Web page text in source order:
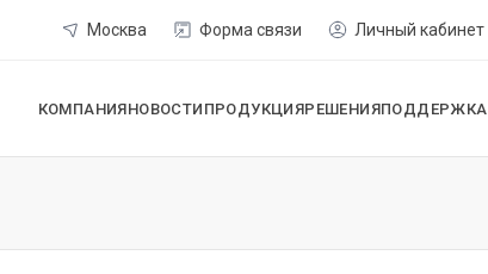
Москва Форма связи Личный кабинет
КОМПАНИЯНОВОСТИ ПРОДУКЦИЯРЕШЕНИЯПОДДЕРЖКА